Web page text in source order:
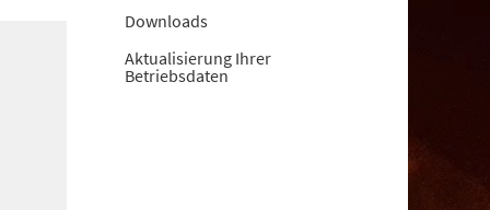
Downloads
Aktualisierung Ihrer
Betriebsdaten